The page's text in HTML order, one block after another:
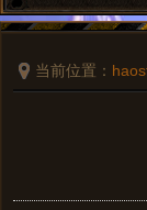
当前位置：